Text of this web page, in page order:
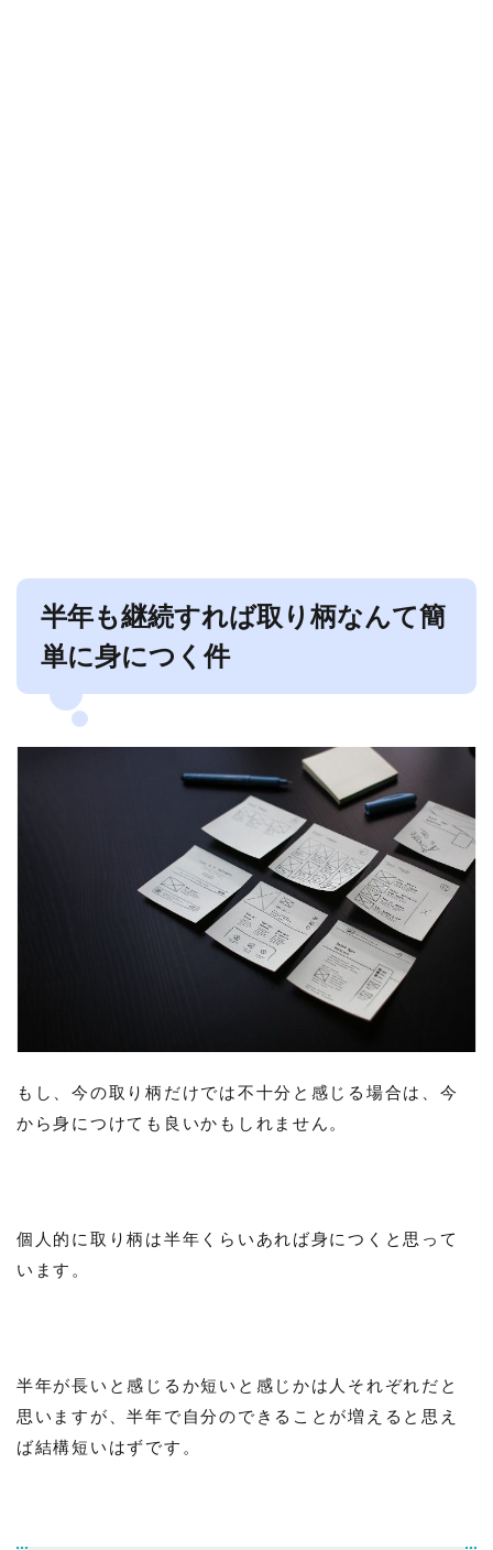
半年も継続すれば取り柄なんて簡
単に身につく件
もし、今の取り柄だけでは不十分と感じる場合は、今
から身につけても良いかもしれません。
個人的に取り柄は半年くらいあれば身につくと思って
います。
半年が長いと感じるか短いと感じかは人それぞれだと
思いますが、半年で自分のできることが増えると思え
ば結構短いはずです。